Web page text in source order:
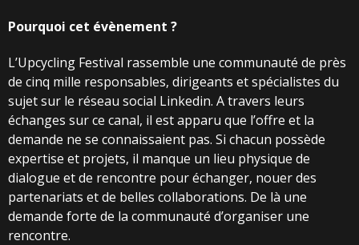
Pourquoi cet évènement ?
L’Upcycling Festival rassemble une communauté de près
de cinq mille responsables, dirigeants et spécialistes du
sujet sur le réseau social Linkedin. A travers leurs
échanges sur ce canal, il est apparu que l’offre et la
demande ne se connaissaient pas. Si chacun possède
expertise et projets, il manque un lieu physique de
dialogue et de rencontre pour échanger, nouer des
partenariats et de belles collaborations. De là une
demande forte de la communauté d’organiser une
rencontre.